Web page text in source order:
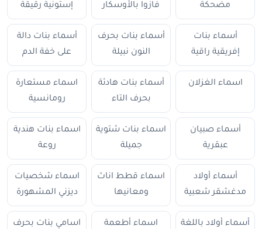
مضحكة
فازوا بالأوسكار
إستونية رقيقة
أسماء بنات
إفريقية راقية
أسماء بنات بحرف
النون نبيلة
أسماء بنات دالة
على خفة الدم
اسماء الغزلان
أسماء بنات هادئة
بحرف التاء
اسماء مستعارة
رومانسية
أسماء صبيان
عبقرية
اسماء بنات شتوية
جميلة
اسماء بنات هندية
روعة
أسماء أولاد
مدغشقر شعبية
اسماء قطط اناث
ومعانيها
اسماء شخصيات
ديزني المشهورة
أسماء أولاد باللغة
اسماء أطعمة
اسامي بنات بحرف